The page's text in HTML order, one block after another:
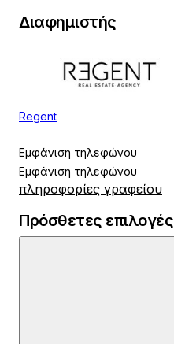
Διαφημιστής
Regent
Εμφάνιση τηλεφώνου
Εμφάνιση τηλεφώνου
πληροφορίες γραφείου
Πρόσθετες επιλογές